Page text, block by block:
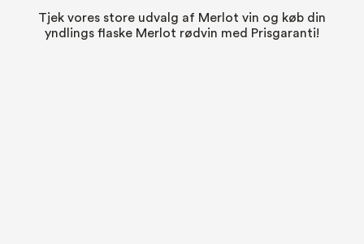
Tjek vores store udvalg af Merlot vin og køb din
yndlings flaske Merlot rødvin med Prisgaranti!